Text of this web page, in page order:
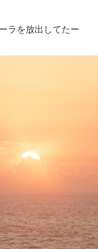
ラを放出してたー